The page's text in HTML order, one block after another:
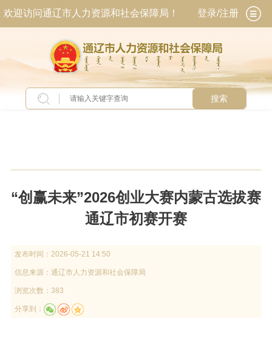
欢迎访问通辽市人力资源和社会保障局！ 登录/注册
搜索
“创赢未来”2026创业大赛内蒙古选拔赛
通辽市初赛开赛
发布时间： 2026-05-21 14:50
信息来源： 通辽市人力资源和社会保障局
浏览次数：383
分享到：